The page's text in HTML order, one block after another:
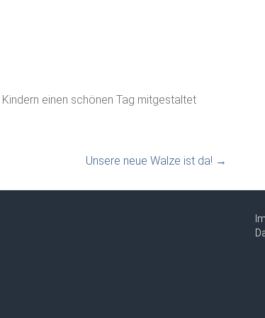
einen schönen Tag mitgestaltet
Unsere neue Walze ist da! →